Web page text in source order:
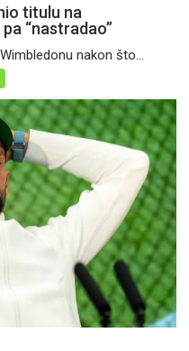
titulu na
“nastradao”
nakon što...